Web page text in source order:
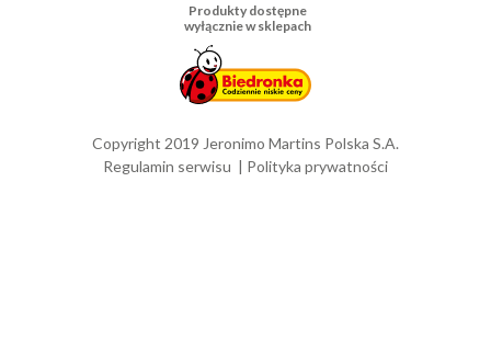
Produkty dostępne
wyłącznie w sklepach
Copyright 2019 Jeronimo Martins Polska S.A.
Regulamin serwisu
Polityka prywatności